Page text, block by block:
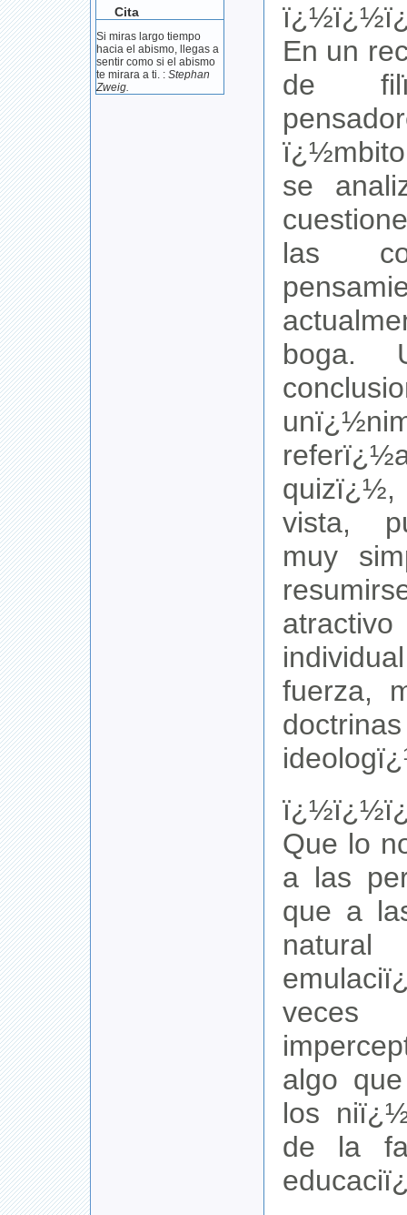
Cita
Si miras largo tiempo
hacia el abismo, llegas a
sentir como si el abismo
te mirara a ti. : Stephan
Zweig.
En un
de
se
las
boga.
vista,
muy
fuerza,
Que lo
a las
que a
algo
los
de la